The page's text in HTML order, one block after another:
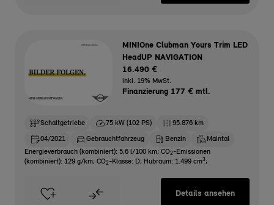
MINIOne Clubman Yours Trim LED
HeadUP NAVIGATION
16.490 €
inkl. 19% MwSt.
Finanzierung 177 € mtl.
Schaltgetriebe 75 kW (102 PS) 95.876 km
04/2021 Gebrauchtfahrzeug Benzin
Maintal
Energieverbrauch (kombiniert): 5,6 l/100 km; CO2 -Emissionen
(kombiniert): 129 g/km; CO2 -Klasse: D; Hubraum: 1.499 cm3;
Details ansehen